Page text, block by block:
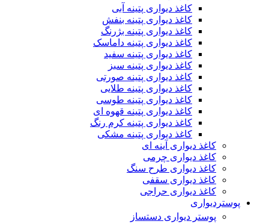
کاغذ دیواری پتینه آبی
کاغذ دیواری پتینه بنفش
کاغذ دیواری پتینه بژرنگ
کاغذ دیواری پتینه داماسک
کاغذ دیواری پتینه سفید
کاغذ دیواری پتینه سبز
کاغذ دیواری پتینه صورتی
کاغذ دیواری پتینه طلایی
کاغذ دیواری پتینه طوسی
کاغذ دیواری پتینه قهوه ای
کاغذ دیواری پتینه کرم رنگ
کاغذ دیواری پتینه مشکی
کاغذ دیواری آینه ای
کاغذ دیواری چرمی
کاغذ دیواری طرح سنگ
کاغذ دیواری سقفی
کاغذ دیواری حراجی
پوستردیواری
پوستر دیواری دستساز